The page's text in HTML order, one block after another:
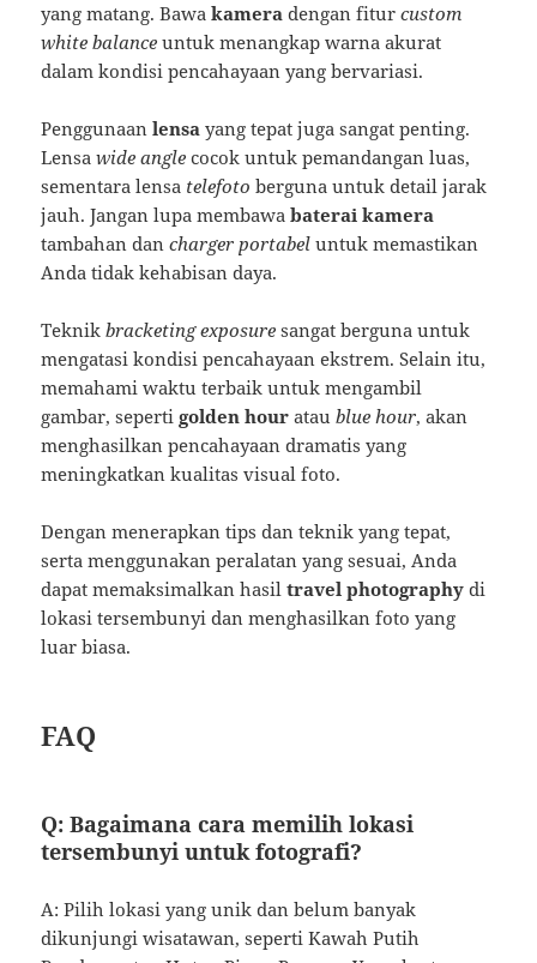
yang matang. Bawakamera dengan fiturcustom
white balance untuk menangkap warna akurat
dalam kondisi pencahayaan yang bervariasi.
Penggunaanlensa yang tepat juga sangat penting.
Lensawide angle cocok untuk pemandangan luas,
sementara lensa telefoto berguna untuk detail jarak
jauh. Jangan lupa membawabaterai kamera
tambahan dancharger portabel untuk memastikan
Anda tidak kehabisan daya.
Teknikbracketing exposure sangat berguna untuk
mengatasi kondisi pencahayaan ekstrem. Selain itu,
memahami waktu terbaik untuk mengambil
gambar, sepertigolden hour ataublue hour, akan
menghasilkan pencahayaan dramatis yang
meningkatkan kualitas visual foto.
Dengan menerapkan tips dan teknik yang tepat,
serta menggunakan peralatan yang sesuai, Anda
dapat memaksimalkan hasiltravel photography di
lokasi tersembunyi dan menghasilkan foto yang
luar biasa.
FAQ
Q: Bagaimana cara memilih lokasi
tersembunyi untuk fotografi?
A: Pilih lokasi yang unik dan belum banyak
dikunjungi wisatawan, seperti Kawah Putih